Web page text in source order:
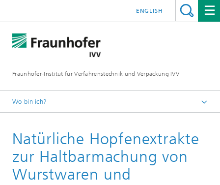
Fraunhofer-Institut für Verfahrenstechnik und Verpackung IVV
ENGLISH
Wo bin ich?
Lebensmittel
Lebensmittelqualität
Natürliche Hopfenextrakte
zur Haltbarmachung von
Wurstwaren und